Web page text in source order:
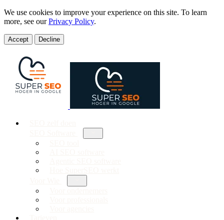
We use cookies to improve your experience on this site. To learn
more, see ourPrivacy Policy.
Accept Decline